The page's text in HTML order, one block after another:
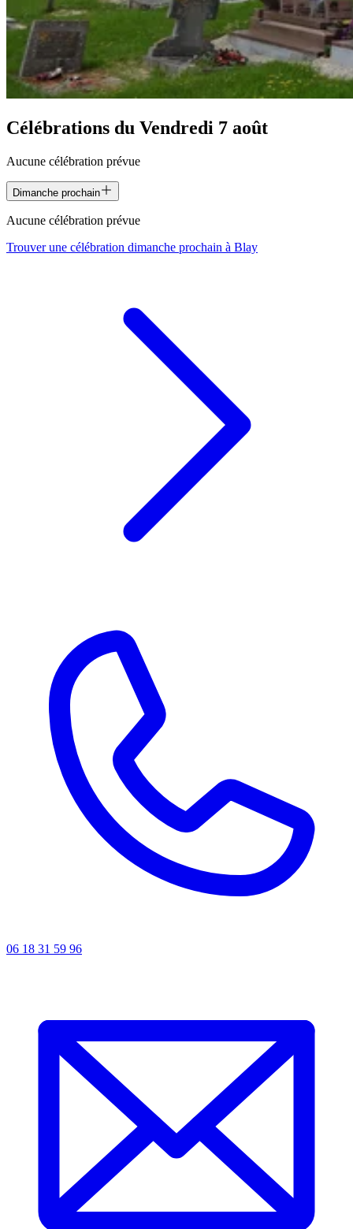
Célébrations du Vendredi 7 août
Aucune célébration prévue
Dimanche prochain
Aucune célébration prévue
Trouver une célébration dimanche prochain à Blay
06 18 31 59 96